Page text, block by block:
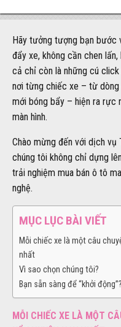
Hãy tưởng tượng bạn bước
đẩy xe, không cần chen
cả chỉ còn là những cú click
nơi từng chiếc xe – từ
mới bóng bẩy – hiện ra rực
màn hình.
Chào mừng đến với dịch vụ
chúng tôi không chỉ dựng
trải nghiệm mua bán ô tô
nghệ.
MỤC LỤC BÀI VIẾT
Mỗi chiếc xe là một câu
nhất
Vì sao chọn chúng tôi?
Bạn sẵn sàng để “khởi động”?
MỖI CHIẾC XE LÀ MỘT